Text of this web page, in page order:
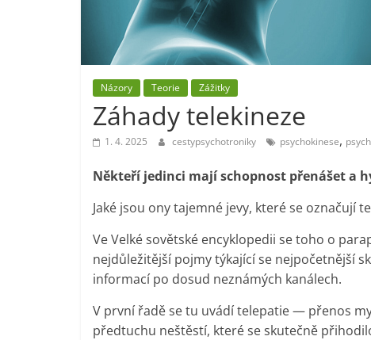
Názory Teorie Zážitky
Záhady telekineze
1. 4. 2025 cestypsychotroniky psychokinese,
Někteří jedinci mají schopnost přenášet a
Jaké jsou ony tajemné jevy, které se označují
Ve Velké sovětské encyklopedii se toho o
nejdůležitější pojmy týkající se nejpočetnější
informací po dosud neznámých kanálech.
V první řadě se tu uvádí telepatie — přenos
předtuchu neštěstí, které se skutečně